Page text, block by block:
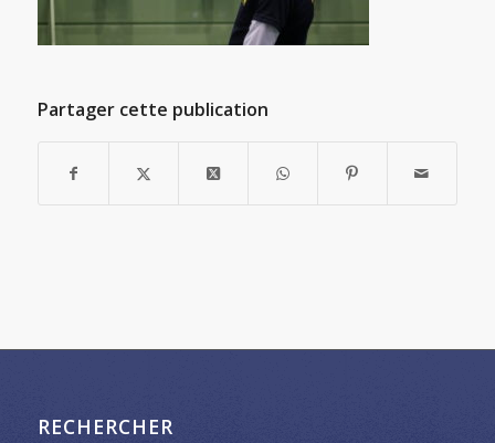
Partager cette publication
RECHERCHER